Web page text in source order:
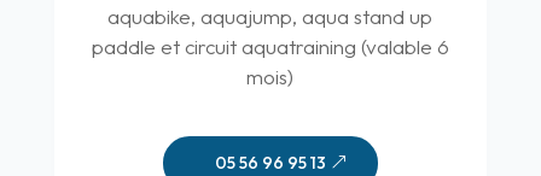
aquabike, aquajump, aqua stand up
paddle et circuit aquatraining (valable 6
mois)
05 56 96 95 13